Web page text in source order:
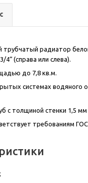
трубчатый радиатор
(справа или слева).
до 7,8 кв.м.
системах
с толщиной стенки 1,5
требованиям